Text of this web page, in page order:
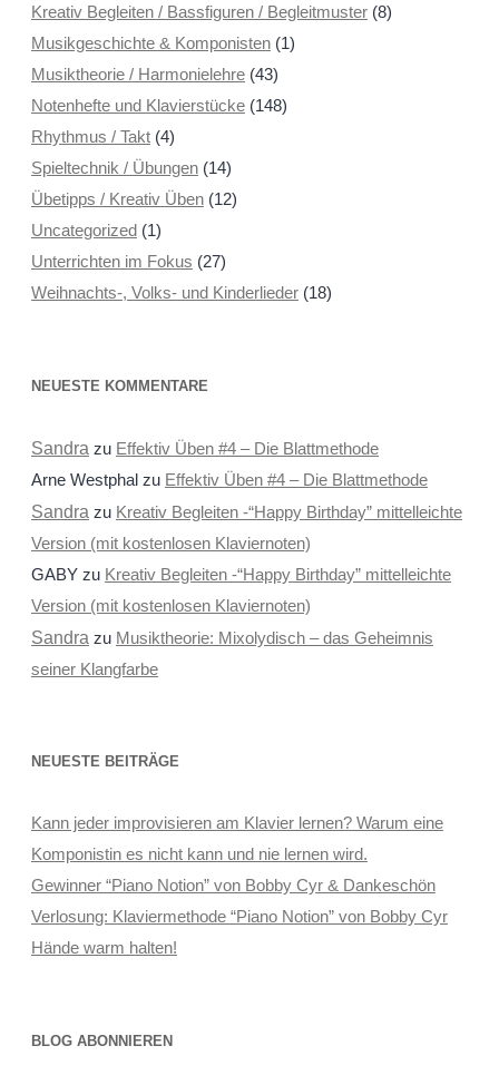
Kreativ Begleiten / Bassfiguren / Begleitmuster(8)
Musikgeschichte & Komponisten(1)
Musiktheorie / Harmonielehre(43)
Notenhefte und Klavierstücke(148)
Rhythmus / Takt(4)
Spieltechnik / Übungen(14)
Übetipps / Kreativ Üben(12)
Uncategorized(1)
Unterrichten im Fokus (27)
Weihnachts-, Volks- und Kinderlieder(18)
NEUESTE KOMMENTARE
Sandra zu Effektiv Üben #4 – Die Blattmethode
Arne Westphalzu Effektiv Üben #4 – Die Blattmethode
Sandra zu Kreativ Begleiten -“Happy Birthday” mittelleichte
Version (mit kostenlosen Klaviernoten)
GABYzu Kreativ Begleiten -“Happy Birthday” mittelleichte
Version (mit kostenlosen Klaviernoten)
Sandra zu Musiktheorie: Mixolydisch – das Geheimnis
seiner Klangfarbe
NEUESTE BEITRÄGE
Kann jeder improvisieren am Klavier lernen? Warum eine
Komponistin es nicht kann und nie lernen wird.
Gewinner “Piano Notion” von Bobby Cyr & Dankeschön
Verlosung: Klaviermethode “Piano Notion” von Bobby Cyr
Hände warm halten!
BLOG ABONNIEREN